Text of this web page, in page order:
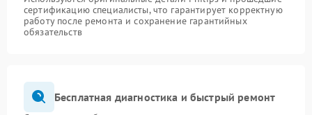
сертификацию специалисты, что гарантирует корректную
работу после ремонта и сохранение гарантийных
обязательств
Бесплатная диагностика и быстрый ремонт